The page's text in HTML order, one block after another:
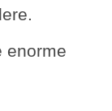
enorme